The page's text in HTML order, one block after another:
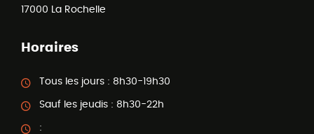
17000 La Rochelle
Horaires
Tous les jours : 8h30-19h30
Sauf les jeudis : 8h30-22h
: